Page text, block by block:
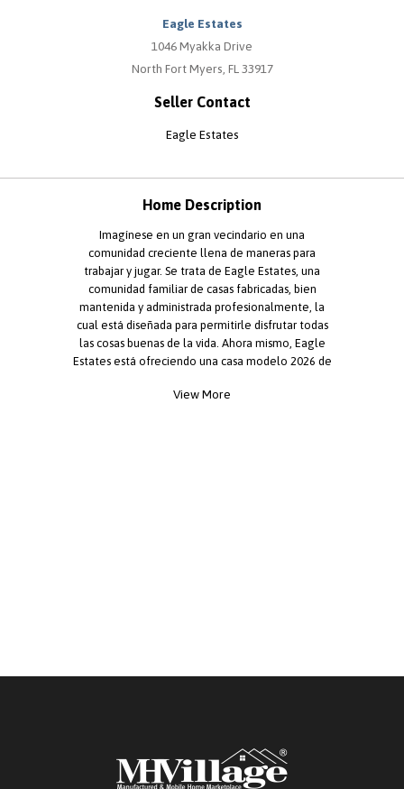
Eagle Estates
1046 Myakka Drive
North Fort Myers, FL 33917
Seller Contact
Eagle Estates
Home Description
Imagínese en un gran vecindario en una
comunidad creciente llena de maneras para
trabajar y jugar. Se trata de Eagle Estates, una
comunidad familiar de casas fabricadas, bien
mantenida y administrada profesionalmente, la
cual está diseñada para permitirle disfrutar todas
las cosas buenas de la vida. Ahora mismo, Eagle
Estates está ofreciendo una casa modelo 2026 de
$59,900.00, más las cuotas del sitio. Llame para
View More